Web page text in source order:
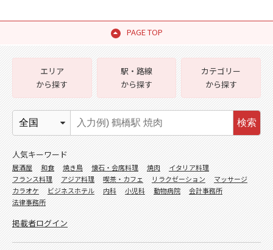
PAGE TOP
エリア
から探す
駅・路線
から探す
カテゴリー
から探す
検索
人気キーワード
居酒屋 和食 焼き鳥 懐石・会席料理 焼肉
イタリア料理
フランス料理
アジア料理 喫茶・カフェ リラクゼーション
マッサージ
カラオケ
ビジネスホテル 内科 小児科 動物病院
会計事務所
法律事務所
掲載者ログイン